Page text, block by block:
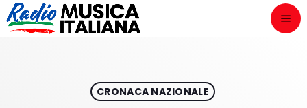
menu
CRONACA NAZIONALE